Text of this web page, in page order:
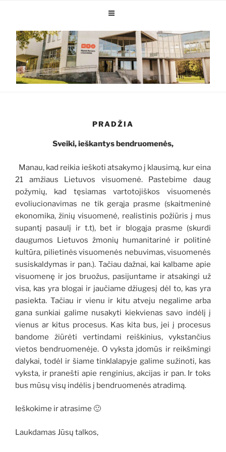
PRADŽIA
Sveiki, ieškantys bendruomenės,
Manau, kad reikia ieškoti atsakymo į klausimą, kur eina
21 amžiaus Lietuvos visuomenė. Pastebime daug
požymių, kad tęsiamas vartotojiškos visuomenės
evoliucionavimas ne tik gerąja prasme (skaitmeninė
ekonomika, žinių visuomenė, realistinis požiūris į mus
supantį pasaulį ir t.t), bet ir blogąja prasme (skurdi
daugumos Lietuvos žmonių humanitarinė ir politinė
kultūra, pilietinės visuomenės nebuvimas, visuomenės
susiskaldymas ir pan.). Tačiau dažnai, kai kalbame apie
visuomenę ir jos bruožus, pasijuntame ir atsakingi už
visa, kas yra blogai ir jaučiame džiugesį dėl to, kas yra
pasiekta. Tačiau ir vienu ir kitu atveju negalime arba
gana sunkiai galime nusakyti kiekvienas savo indėlį į
vienus ar kitus procesus. Kas kita bus, jei į procesus
bandome žiūrėti vertindami reiškinius, vykstančius
vietos bendruomenėje. O vyksta įdomūs ir reikšmingi
dalykai, todėl ir šiame tinklalapyje galime sužinoti, kas
vyksta, ir pranešti apie renginius, akcijas ir pan. Ir toks
bus mūsų visų indėlis į bendruomenės atradimą.
Ieškokime ir atrasime 🙂
Laukdamas Jūsų talkos,